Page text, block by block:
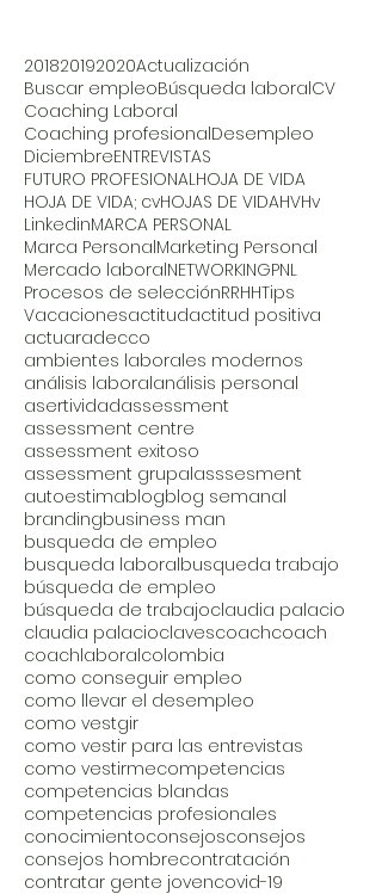
201820192020Actualización
Buscar empleoBúsqueda laboralCV
Coaching Laboral
Coaching profesionalDesempleo
DiciembreENTREVISTAS
FUTURO PROFESIONALHOJA DE VIDA
HOJA DE VIDA; cvHOJAS DE VIDAHVHv
LinkedinMARCA PERSONAL
Marca PersonalMarketing Personal
Mercado laboralNETWORKINGPNL
Procesos de selecciónRRHHTips
Vacacionesactitudactitud positiva
actuaradecco
ambientes laborales modernos
análisis laboralanálisis personal
asertividadassessment
assessment centre
assessment exitoso
assessment grupalasssesment
autoestimablogblog semanal
brandingbusiness man
busqueda de empleo
busqueda laboralbusqueda trabajo
búsqueda de empleo
búsqueda de trabajoclaudia palacio
claudia palacioclavescoachcoach
coachlaboralcolombia
como conseguir empleo
como llevar el desempleo
como vestgir
como vestir para las entrevistas
como vestirmecompetencias
competencias blandas
competencias profesionales
conocimientoconsejosconsejos
consejos hombrecontratación
contratar gente jovencovid-19